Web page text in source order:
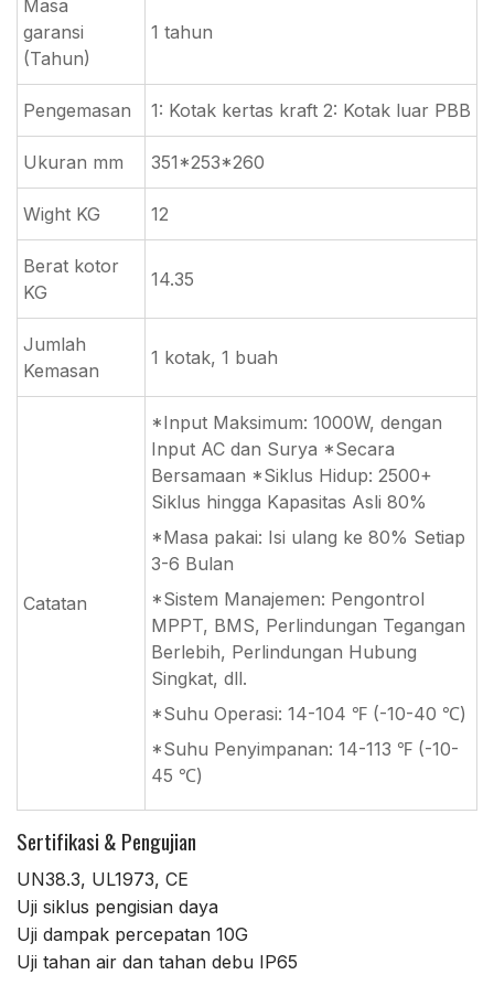
Masa
garansi
(Tahun)
1 tahun
Pengemasan 1: Kotak kertas kraft 2: Kotak luar PBB
Ukuran mm 351*253*260
Wight KG 12
Berat kotor
KG
14.35
Jumlah
Kemasan
1 kotak, 1 buah
Catatan
*Input Maksimum: 1000W, dengan
Input AC dan Surya *Secara
Bersamaan *Siklus Hidup: 2500+
Siklus hingga Kapasitas Asli 80%
*Masa pakai: Isi ulang ke 80% Setiap
3-6 Bulan
*Sistem Manajemen: Pengontrol
MPPT, BMS, Perlindungan Tegangan
Berlebih, Perlindungan Hubung
Singkat, dll.
*Suhu Operasi: 14-104 ℉ (-10-40 ℃)
*Suhu Penyimpanan: 14-113 ℉ (-10-
45 ℃)
Sertifikasi & Pengujian
UN38.3, UL1973, CE
Uji siklus pengisian daya
Uji dampak percepatan 10G
Uji tahan air dan tahan debu IP65